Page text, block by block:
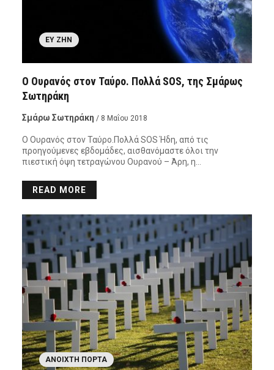
ΕΥ ΖΗΝ
Ο Ουρανός στον Ταύρο. Πολλά SOS, της Σμάρως
Σωτηράκη
Σμάρω Σωτηράκη / 8 Μαΐου 2018
Ο Ουρανός στον Ταύρο.Πολλά SOS Ήδη, από τις
προηγούμενες εβδομάδες, αισθανόμαστε όλοι την
πιεστική όψη τετραγώνου Ουρανού – Άρη, η…
READ MORE
ΑΝΟΙΧΤΉ ΠΌΡΤΑ